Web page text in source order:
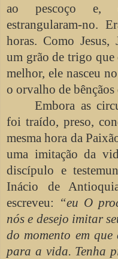
ao pescoço e,
estrangularam-no.
horas. Como Jesus,
um grão de trigo
melhor, ele nasceu
o orvalho de bênçãos
Embora as
foi traído, preso,
mesma hora da
uma imitação da
discípulo e
Inácio de
escreveu: “eu O
nós e desejo imitar
do momento em
para a vida. Tenha